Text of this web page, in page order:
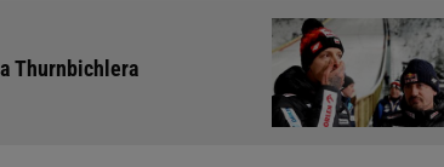
Thurnbichlera